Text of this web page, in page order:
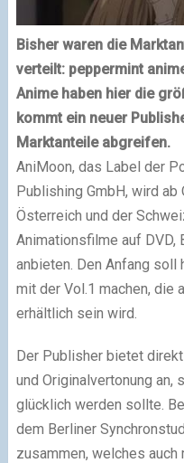
Bisher waren die
verteilt: peppermint
Anime haben hier die
kommt ein neuer
Marktanteile abgreifen.
AniMoon, das Label der
Publishing GmbH, wird
Österreich und der
Animationsfilme auf DVD,
anbieten. Den Anfang soll
mit der Vol.1 machen, die
erhältlich sein wird.
Der Publisher bietet
und Originalvertonung an,
glücklich werden sollte.
dem Berliner
zusammen, welches